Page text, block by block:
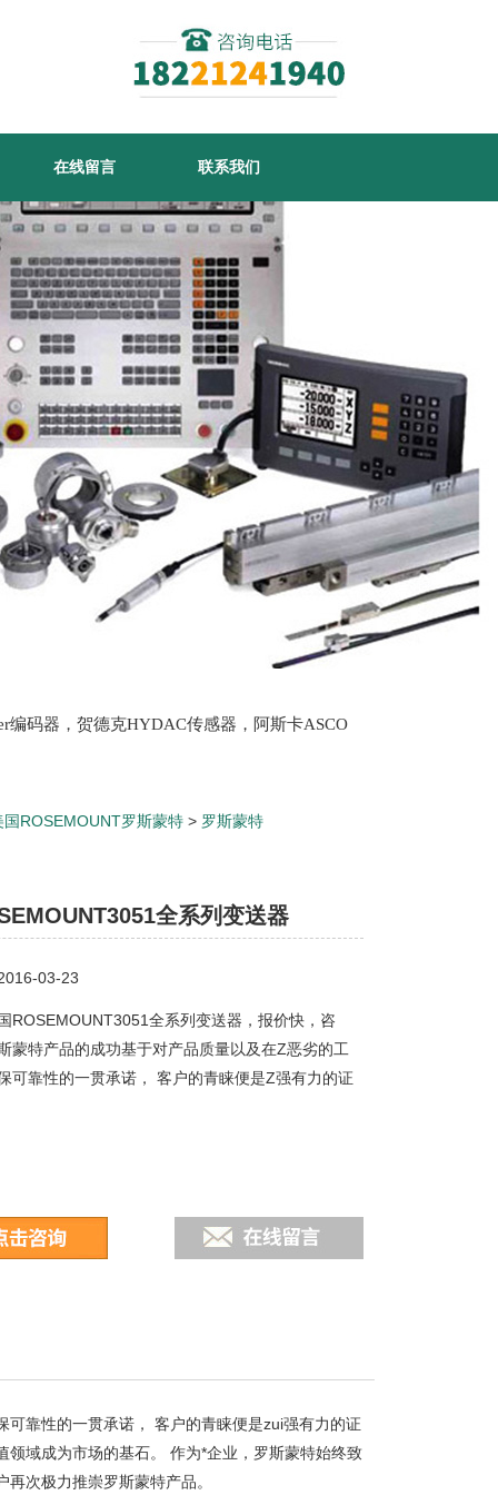
在线留言 联系我们
编码器，贺德克HYDAC传感器，阿斯卡ASCO
国ROSEMOUNT罗斯蒙特 > 罗斯蒙特
全系列变送器
03-23
ROSEMOUNT3051全系列变送器，报价快，咨
蒙特产品的成功基于对产品质量以及在Z恶劣的工
可靠性的一贯承诺， 客户的青睐便是Z强有力的证
靠性的一贯承诺， 客户的青睐便是zui强有力的证
域成为市场的基石。 作为*企业，罗斯蒙特始终致
次极力推崇罗斯蒙特产品。